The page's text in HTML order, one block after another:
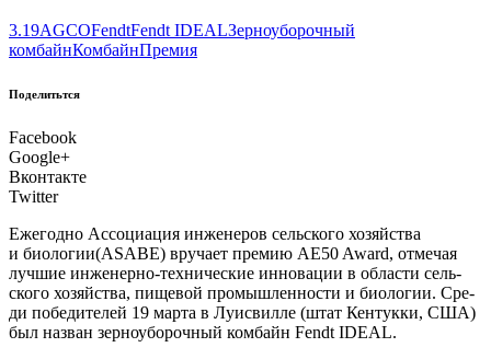
3.19AGCOFendtFendt IDEALЗерноуборочный
комбайнКомбайнПремия
Поделитьтся
Facebook
Google+
Вконтакте
Twitter
Ежегод­но Ассо­ци­а­ция инже­не­ров сель­ско­го хозяй­ства
и биологии(ASABE) вру­ча­ет пре­мию AE50 Award, отме­чая
луч­шие инженерно‑технические инно­ва­ции в обла­сти сель­
ско­го хозяй­ства, пище­вой про­мыш­лен­но­сти и био­ло­гии. Сре­
ди побе­ди­те­лей 19 мар­та в Луи­свил­ле (штат Кен­тук­ки, США)
был назван зер­но­убо­роч­ный ком­байн Fendt IDEAL.